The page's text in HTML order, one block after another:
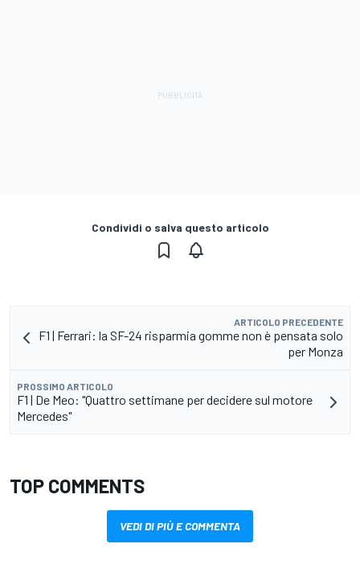
Condividi o salva questo articolo
ARTICOLO PRECEDENTE
F1 | Ferrari: la SF-24 risparmia gomme non è pensata solo
per Monza
PROSSIMO ARTICOLO
F1 | De Meo: "Quattro settimane per decidere sul motore
Mercedes"
TOP COMMENTS
VEDI DI PIÙ E COMMENTA